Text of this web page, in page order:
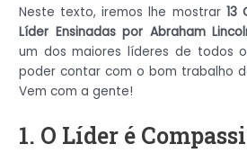
Neste texto, iremos lhe mostrar 13
Líder Ensinadas por Abraham
um dos maiores líderes de todos
poder contar com o bom trabalho
Vem com a gente!
1. O Líder é